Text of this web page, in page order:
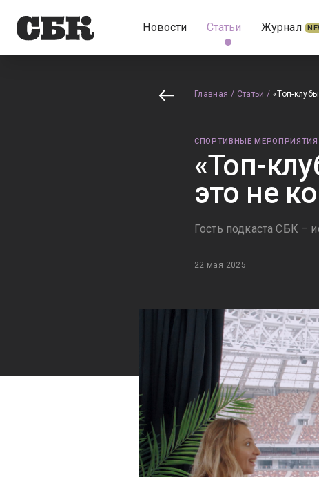
Новости Статьи Журнал
Главная / Статьи / «Топ-
СПОРТИВНЫЕ МЕРОПРИЯТИЯ
«Топ-
это не
Гость подкаста СБК –
22 мая 2025